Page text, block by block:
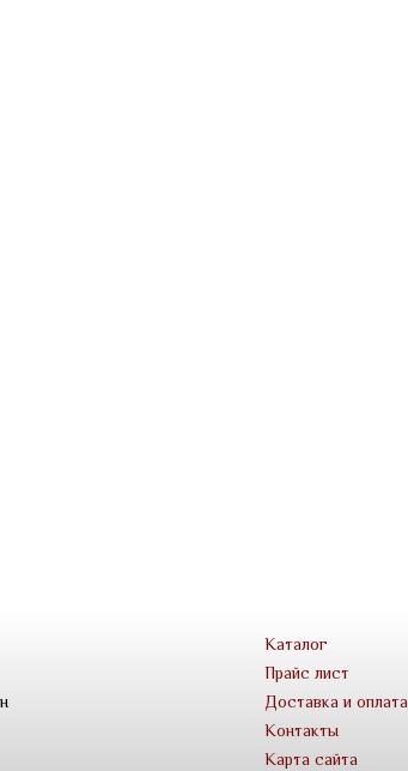
Каталог
Прайс лист
Доставка и оплата
Контакты
Карта сайта